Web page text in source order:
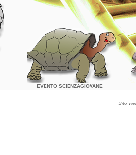
Sito
EVENTO SCIENZAGIOVANE